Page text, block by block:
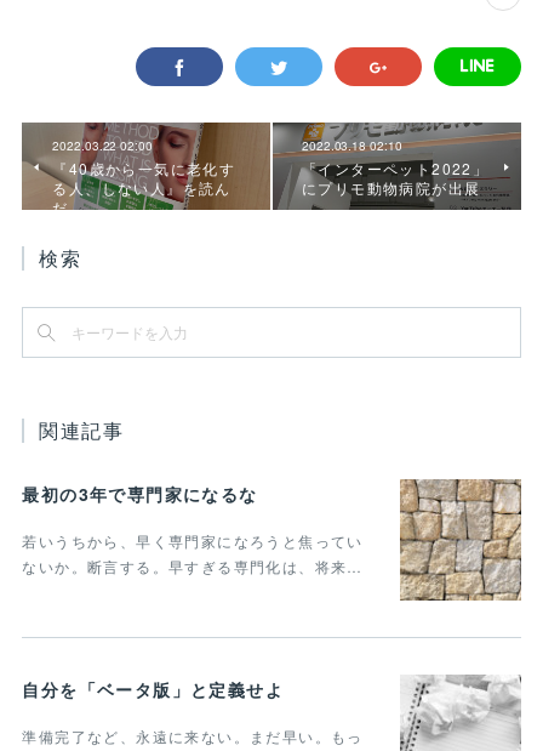
2022.03.22 02:00
『40歳から一気に老化す
る人、しない人』を読ん
だ
2022.03.18 02:10
「インターペット2022」
にプリモ動物病院が出展
検索
関連記事
最初の3年で専門家になるな
若いうちから、早く専門家になろうと焦ってい
ないか。断言する。早すぎる専門化は、将来…
自分を「ベータ版」と定義せよ
準備完了など、永遠に来ない。まだ早い。もっ